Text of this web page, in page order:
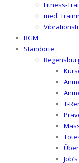
Fitness-
med.
BGM
Standorte
T-
Job’s